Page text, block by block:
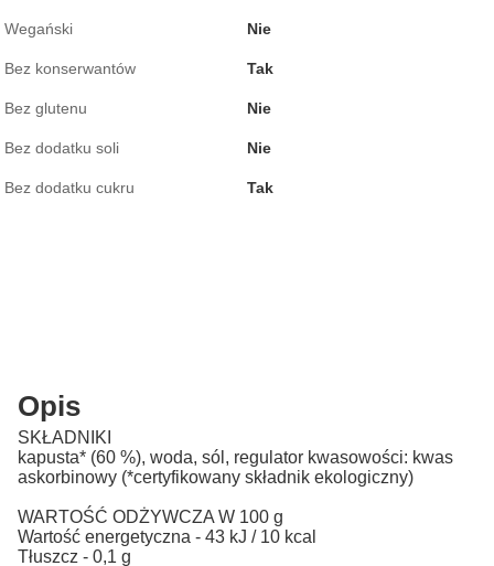
Wegański Nie
Bez konserwantów Tak
Bez glutenu Nie
Bez dodatku soli Nie
Bez dodatku cukru Tak
Opis
SKŁADNIKI
kapusta* (60 %), woda, sól, regulator kwasowości: kwas
askorbinowy (*certyfikowany składnik ekologiczny)
WARTOŚĆ ODŻYWCZA W 100 g
Wartość energetyczna - 43 kJ / 10 kcal
Tłuszcz - 0,1 g